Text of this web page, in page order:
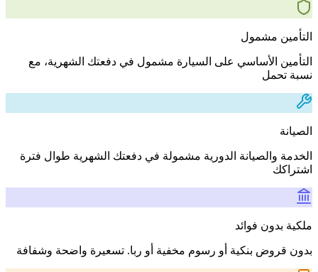
التأمين مشمول
التأمين الأساسي على السيارة مشمول في دفعتك الشهرية، مع
نسبة تحمل
الصيانة
الخدمة والصيانة الدورية مشمولة في دفعتك الشهرية طوال فترة
اشتراكك
ملكية بدون فوائد
بدون قروض بنكية أو رسوم مخفية أو ربا. تسعيرة واضحة وشفافة